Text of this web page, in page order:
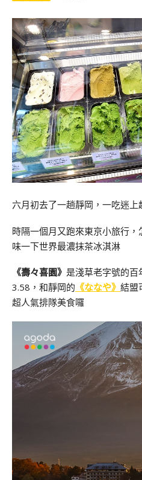
六月初去了一趟靜岡，一吃迷上
時隔一個月又跑來東京小旅行，
味一下世界最濃抹茶冰淇淋
《壽々喜園》 是淺草老字號的
3.58，和靜岡的 《ななや》 結盟
超人氣排隊美食囉